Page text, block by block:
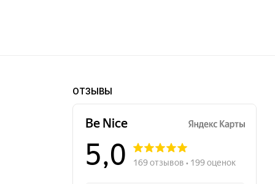
ОТЗЫВЫ